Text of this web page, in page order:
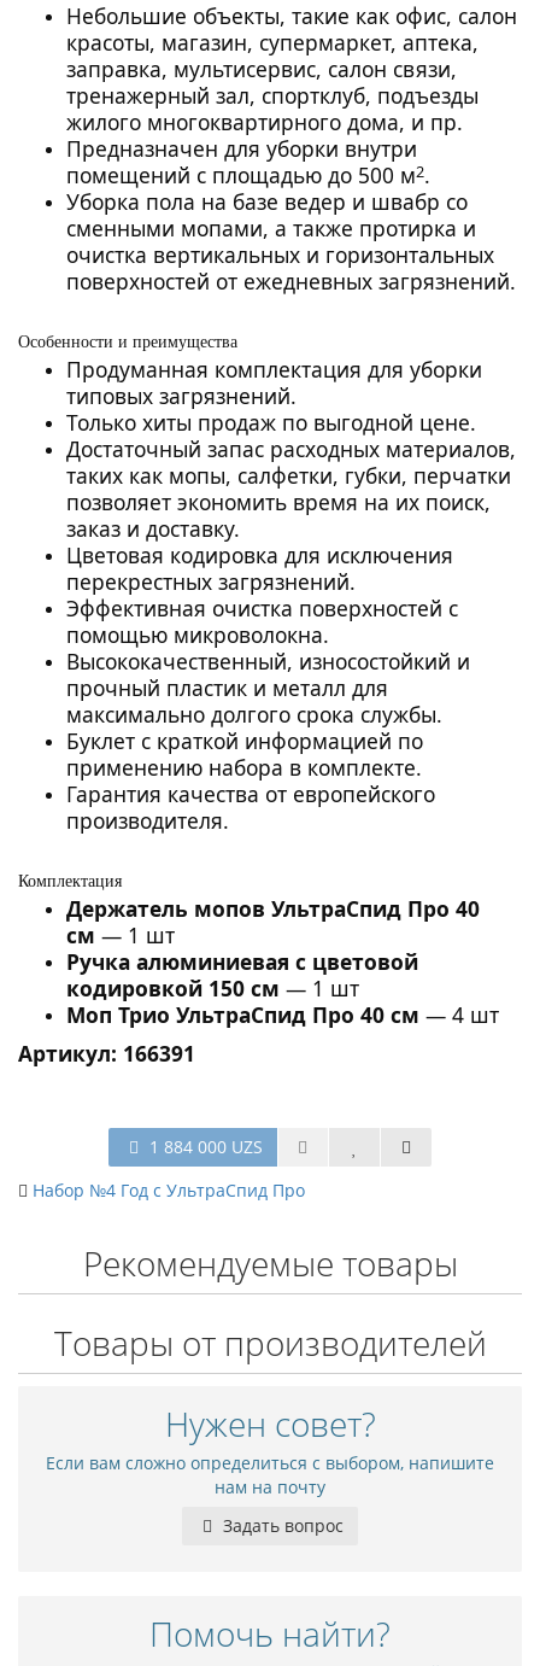
Небольшие объекты, такие как офис, салон
красоты, магазин, супермаркет, аптека,
заправка, мультисервис, салон связи,
тренажерный зал, спортклуб, подъезды
жилого многоквартирного дома, и пр.
Предназначен для уборки внутри
помещений с площадью до 500 м2.
Уборка пола на базе ведер и швабр со
сменными мопами, а также протирка и
очистка вертикальных и горизонтальных
поверхностей от ежедневных загрязнений.
Особенности и преимущества
Продуманная комплектация для уборки
типовых загрязнений.
Только хиты продаж по выгодной цене.
Достаточный запас расходных материалов,
таких как мопы, салфетки, губки, перчатки
позволяет экономить время на их поиск,
заказ и доставку.
Цветовая кодировка для исключения
перекрестных загрязнений.
Эффективная очистка поверхностей с
помощью микроволокна.
Высококачественный, износостойкий и
прочный пластик и металл для
максимально долгого срока службы.
Буклет с краткой информацией по
применению набора в комплекте.
Гарантия качества от европейского
производителя.
Комплектация
Держатель мопов УльтраСпид Про 40
см — 1 шт
Ручка алюминиевая с цветовой
кодировкой 150 см — 1 шт
Моп Трио УльтраСпид Про 40 см — 4 шт
Артикул: 166391
1 884 000 UZS
Набор №4 Год с УльтраСпид Про
Рекомендуемые товары
Товары от производителей
Нужен совет?
Если вам сложно определиться с выбором, напишите
нам на почту
Задать вопрос
Помочь найти?